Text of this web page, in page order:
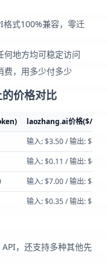
式100%兼容，零迁
何地方均可稳定访问
费，用多少付多少
价格对比
laozhang.ai价格($/百
输入: $3.50 / 输出:
输入: $0.11 / 输出: $0.42
输入: $7.00 / 输出:
输入: $0.35 / 输出: $1.05
，还支持多种其他先